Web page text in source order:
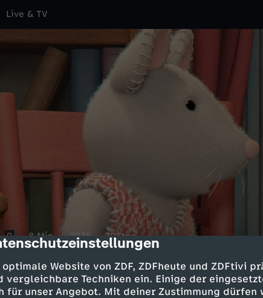
description
Website von ZDF, ZDFheute und ZDFtivi
vergleichbare Techniken ein. Einige der
für unser Angebot. Mit deiner Zustimmung dürfen
Live & TV
0 8 Min. 2025 ZDFtivi
für die Kinder statt. Dabei müssen sie
der Käsefee versteckt wurden. Leider hat